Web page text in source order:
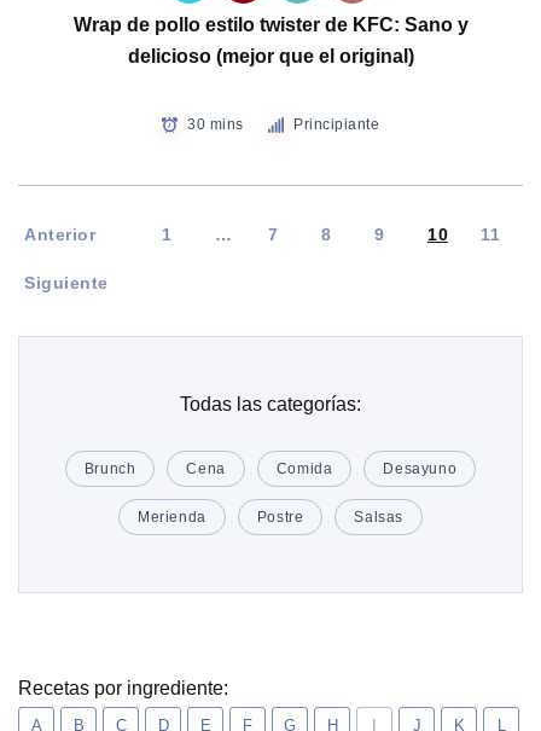
Wrap de pollo estilo twister de KFC: Sano y
delicioso (mejor que el original)
30 mins Principiante
Anterior 1 … 7 8 9 10 11
Siguiente
Todas las categorías:
Brunch Cena Comida Desayuno
Merienda Postre Salsas
Recetas por ingrediente:
A B C D E F G H I J K L